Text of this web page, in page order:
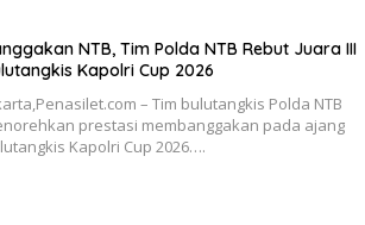
NTB, Tim Polda NTB Rebut Juara III
Kapolri Cup 2026
– Tim bulutangkis Polda NTB
prestasi membanggakan pada ajang
Kapolri Cup 2026….